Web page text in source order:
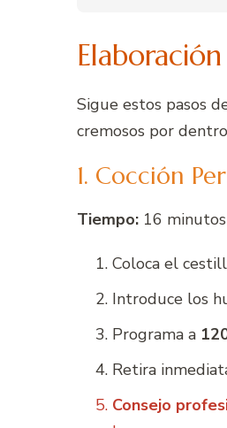
Elaboración
Sigue estos pasos
cremosos por
1. Cocción
Tiempo: 16
Coloca el
Introduce los
Programa a
Retira
Consejo